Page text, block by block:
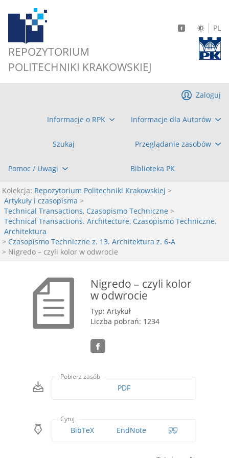
REPOZYTORIUM
POLITECHNIKI KRAKOWSKIEJ
PL
Informacje o RPK Informacje dla Autorów
Szukaj Przeglądanie zasobów
Pomoc / Uwagi Biblioteka PK
Zaloguj
Kolekcja: Repozytorium Politechniki Krakowskiej >
Artykuły i czasopisma >
Technical Transactions, Czasopismo Techniczne >
Technical Transactions. Architecture, Czasopismo Techniczne.
Architektura
> Czasopismo Techniczne z. 13. Architektura z. 6-A
> Nigredo – czyli kolor w odwrocie
Nigredo – czyli kolor
w odwrocie
Typ: Artykuł
Liczba pobrań: 1234
Pobierz zasób
PDF
Cytuj
BibTeX EndNote